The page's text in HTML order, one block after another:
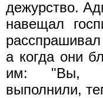
дежурство.
навещал
а когда они
им: "Вы,
выполнили,